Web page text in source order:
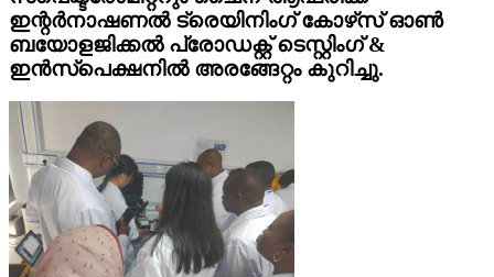
ഇന്റർനാഷണൽ ട്രെയിനിംഗ് കോഴ്‌സ് ഓൺ
ബയോളജിക്കൽ പ്രോഡക്റ്റ് ടെസ്റ്റിംഗ് &
ഇൻസ്പെക്ഷനിൽ അരങ്ങേറ്റം കുറിച്ചു.